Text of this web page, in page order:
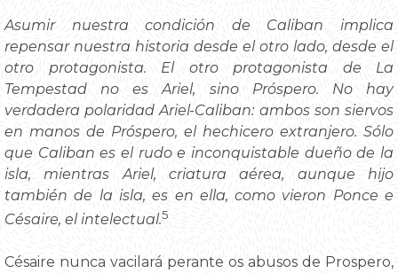
Asumir nuestra condición de Caliban implica
repensar nuestra historia desde el otro lado, desde el
otro protagonista. El otro protagonista de La
Tempestad no es Ariel, sino Próspero. No hay
verdadera polaridad Ariel-Caliban: ambos son siervos
en manos de Próspero, el hechicero extranjero. Sólo
que Caliban es el rudo e inconquistable dueño de la
isla, mientras Ariel, criatura aérea, aunque hijo
también de la isla, es en ella, como vieron Ponce e
Césaire, el intelectual.5
Césaire nunca vacilará perante os abusos de Prospero,